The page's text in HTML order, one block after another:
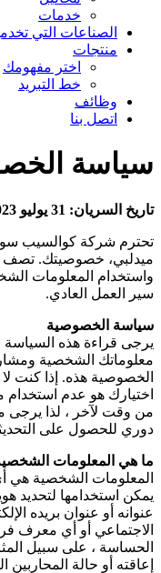
خدمات
الصناعات التي
منتجات
اختر مفهومك
خط التبريد
وظائف
اتصل بنا
سياسة
تاريخ السريان: 31 يوليو 2023
تحترم شركة كوالسيب
ميدلبي، خصوصيتك. تصف
واستخدام المعلومات
سير العمل العادي.
سياسة الخصوصية
يرجى قراءة هذه السياسة
معلوماتك الشخصية
الخصوصية هذه. إذا كنت
اختيارك هو عدم
من وقت لآخر ، لذا
دوري للحصول على
ما هي المعلومات
المعلومات الشخصية هي
يمكن استخدامها لتحديد
عنوانه أو عنوان بريده
الاجتماعي أو أي معرف
الحساسة ، على سبيل
إعاقته أو حالة المحاربين